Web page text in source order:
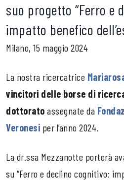
suo progetto “Ferro e
impatto benefico
Milano, 15 maggio 2024
La nostra ricercatrice
vincitori delle borse di
dottorato assegnate da
Veronesi per l’anno 2024.
La dr.ssa Mezzanotte porterà
su “Ferro e declino cognitivo: